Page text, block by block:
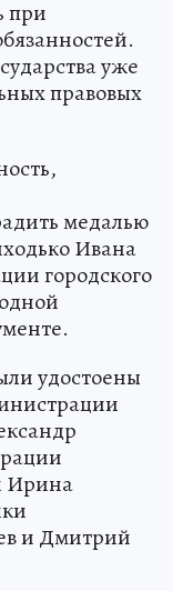
при
уже
правовых
медалью
Ивана
городского
удостоены
Ирина
и Дмитрий